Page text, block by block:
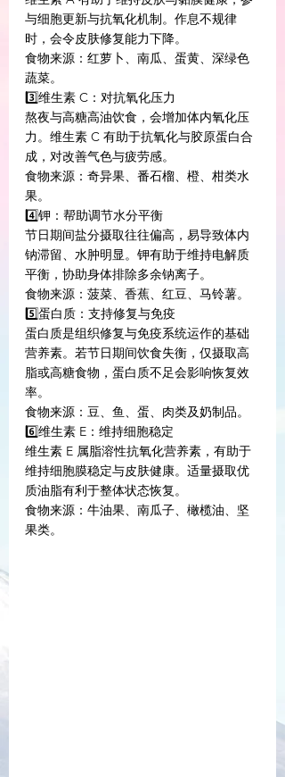
与细胞更新与抗氧化机制。作息不规律
时，会令皮肤修复能力下降。
食物来源：红萝卜、南瓜、蛋黄、深绿色
蔬菜。
3️⃣维生素 C：对抗氧化压力
熬夜与高糖高油饮食，会增加体内氧化压
力。维生素 C 有助于抗氧化与胶原蛋白合
成，对改善气色与疲劳感。
食物来源：奇异果、番石榴、橙、柑类水
果。
4️⃣钾：帮助调节水分平衡
节日期间盐分摄取往往偏高，易导致体内
钠滞留、水肿明显。钾有助于维持电解质
平衡，协助身体排除多余钠离子。
食物来源：菠菜、香蕉、红豆、马铃薯。
5️⃣蛋白质：支持修复与免疫
蛋白质是组织修复与免疫系统运作的基础
营养素。若节日期间饮食失衡，仅摄取高
脂或高糖食物，蛋白质不足会影响恢复效
率。
食物来源：豆、鱼、蛋、肉类及奶制品。
6️⃣维生素 E：维持细胞稳定
维生素 E 属脂溶性抗氧化营养素，有助于
维持细胞膜稳定与皮肤健康。适量摄取优
质油脂有利于整体状态恢复。
食物来源：牛油果、南瓜子、橄榄油、坚
果类。